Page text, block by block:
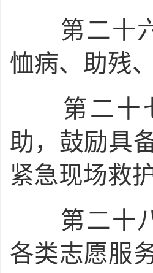
第二十
恤病、助残
第二十
助，鼓励具
紧急现场救护
第二十
各类志愿服